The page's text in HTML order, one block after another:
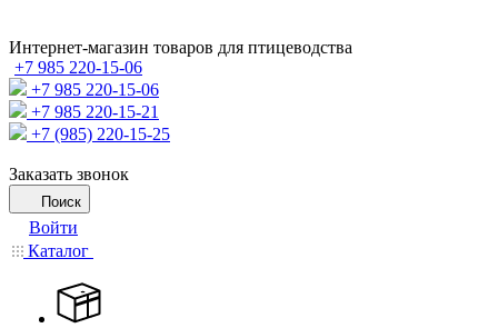
Интернет-магазин товаров для птицеводства
+7 985 220-15-06
+7 985 220-15-06
+7 985 220-15-21
+7 (985) 220-15-25
Заказать звонок
Поиск
Войти
Каталог